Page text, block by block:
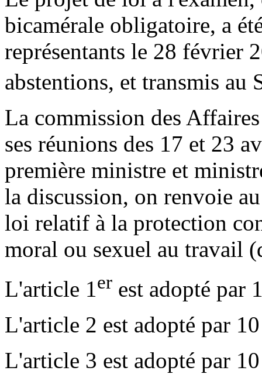
bicamérale obligatoire, a
représentants le 28 février
abstentions, et transmis au
La commission des
ses réunions des 17 et 23
première ministre et
la discussion, on renvoie
loi relatif à la protection
moral ou sexuel au travail
L'article 1er est adopté par
L'article 2 est adopté par
L'article 3 est adopté par